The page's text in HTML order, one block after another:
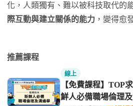
化，人類獨有、難以被科技取代的
際互動與建立關係的能力 ，變得愈
推薦課程
線上
【免費課程】TOP
鮮人必備職場倫理